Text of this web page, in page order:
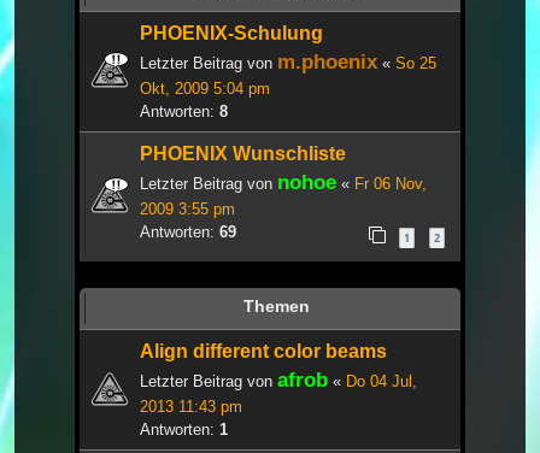
PHOENIX-Schulung
Letzter Beitrag von m.phoenix « So 25
Okt, 2009 5:04 pm
Antworten: 8
PHOENIX Wunschliste
Letzter Beitrag von nohoe « Fr 06 Nov,
2009 3:55 pm
Antworten: 69 1 2
Themen
Align different color beams
Letzter Beitrag von afrob « Do 04 Jul,
2013 11:43 pm
Antworten: 1